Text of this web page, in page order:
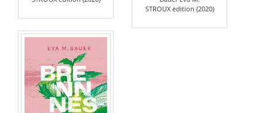
STROUX edition (2020)